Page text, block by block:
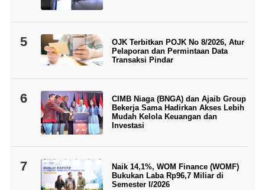
5
OJK Terbitkan POJK No 8/2026, Atur
Pelaporan dan Permintaan Data
Transaksi Pindar
6
CIMB Niaga (BNGA) dan Ajaib Group
Bekerja Sama Hadirkan Akses Lebih
Mudah Kelola Keuangan dan
Investasi
7
Naik 14,1%, WOM Finance (WOMF)
Bukukan Laba Rp96,7 Miliar di
Semester I/2026